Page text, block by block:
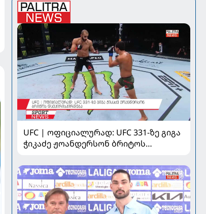
UFC | ოფიციალურად: UFC 331-ზე გიგა
ჭიკაძე ჟოანდერსონ ბრიტოს